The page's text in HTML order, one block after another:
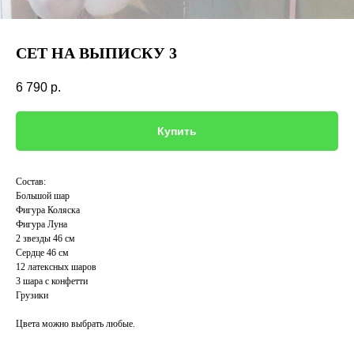
СЕТ НА ВЫПИСКУ 3
6 790 р.
Купить
Состав:
Большой шар
Фигура Коляска
Фигура Луна
2 звезды 46 см
Сердце 46 см
12 латексных шаров
3 шара с конфетти
Грузики
Цвета можно выбрать любые.